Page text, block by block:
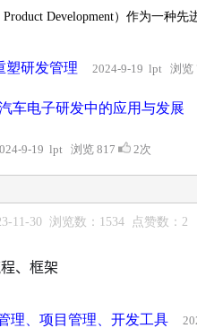
Development）作为一种
塑研发管理 2024-9-19 lpt 浏览
车电子研发中的应用与发展
9-19 lpt 浏览 817 2次
11-30 浏览数：1534 点赞数：2
、框架
理、项目管理、开发工具